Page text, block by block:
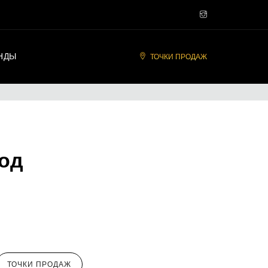
ТОЧКИ ПРОДАЖ
ТОЧКИ ПРОДАЖ